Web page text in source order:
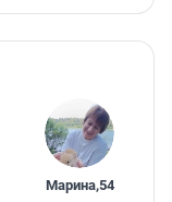
Марина,54